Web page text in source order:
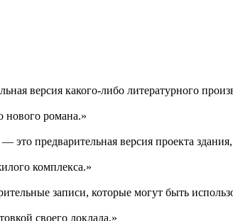
версия какого-либо литературного
нового романа.»
это предварительная версия проекта
комплекса.»
записи, которые могут быть
своего доклада.»